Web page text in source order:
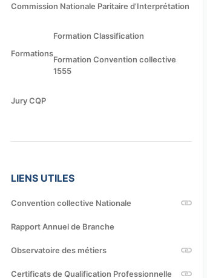
Commission Nationale Paritaire d’Interprétation
Formations
Formation Classification
Formation Convention collective
1555
Jury CQP
LIENS UTILES
Convention collective Nationale
Rapport Annuel de Branche
Observatoire des métiers
Certificats de Qualification Professionnelle